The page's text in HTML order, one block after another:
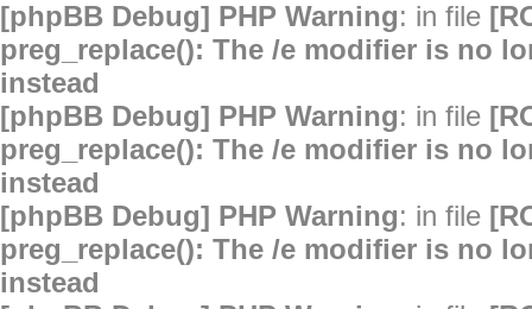
[phpBB Debug] PHP Warning: in file
preg_replace(): The /e modifier is no
instead
[phpBB Debug] PHP Warning: in file
preg_replace(): The /e modifier is no
instead
[phpBB Debug] PHP Warning: in file
preg_replace(): The /e modifier is no
instead